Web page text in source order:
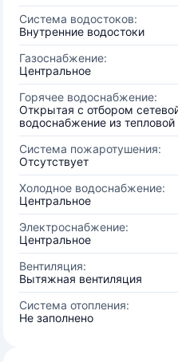
Система водостоков:
Внутренние водостоки
Газоснабжение:
Центральное
Горячее водоснабжение:
Открытая с отбором
водоснабжение из тепловой
Система пожаротушения:
Отсутствует
Холодное водоснабжение:
Центральное
Электроснабжение:
Центральное
Вентиляция:
Вытяжная вентиляция
Система отопления:
Не заполнено